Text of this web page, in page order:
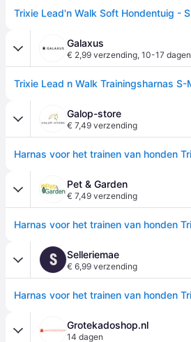
Galaxus
€ 2,99 verzending, 10-17 dagen
Galop-store
€ 7,49 verzending
Pet & Garden
€ 7,49 verzending
S Selleriemae
€ 6,99 verzending
Grotekadoshop.nl
14 dagen